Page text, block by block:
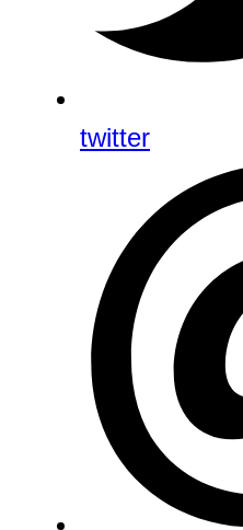
twitter